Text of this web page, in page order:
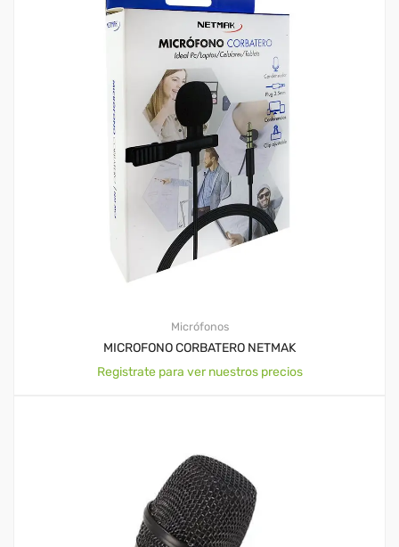
Micrófonos
MICROFONO CORBATERO NETMAK
Registrate para ver nuestros precios